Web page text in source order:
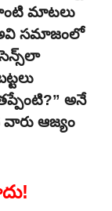
మాటలు
అవి సమాజంలో
తప్పేంటి?” అనే
ఆజ్యం